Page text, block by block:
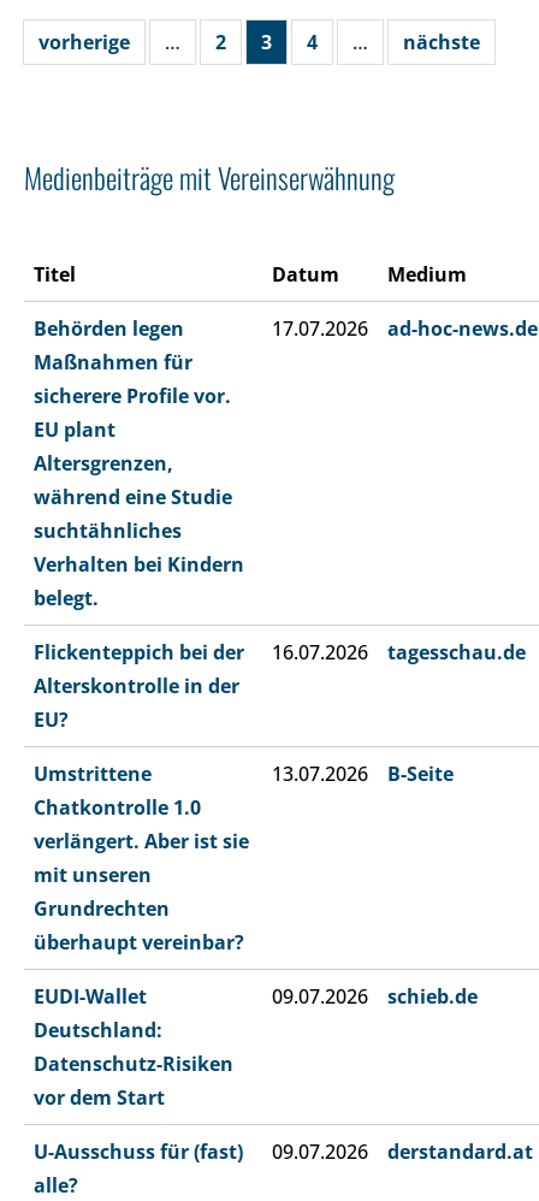
vorherige … 2 3 4 … nächste
Medienbeiträge mit Vereinserwähnung
Titel Datum Medium
Behörden legen
Maßnahmen für
sicherere Profile vor.
EU plant
Altersgrenzen,
während eine Studie
suchtähnliches
Verhalten bei Kindern
belegt.
17.07.2026 ad-hoc-news.de
Flickenteppich bei der
Alterskontrolle in der
EU?
16.07.2026 tagesschau.de
Umstrittene
Chatkontrolle 1.0
verlängert. Aber ist sie
mit unseren
Grundrechten
überhaupt vereinbar?
13.07.2026 B-Seite
EUDI-Wallet
Deutschland:
Datenschutz-Risiken
vor dem Start
09.07.2026 schieb.de
U-Ausschuss für (fast)
alle?
09.07.2026 derstandard.at